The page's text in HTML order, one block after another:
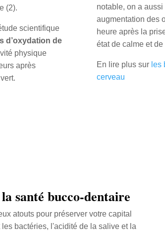
(2).
scientifique
d’oxydation de
physique
après
notable, on a
augmentation des
heure après la
état de calme et
En lire plus sur les
cerveau
santé bucco-dentaire
atouts pour préserver votre capital
bactéries, l'acidité de la salive et la